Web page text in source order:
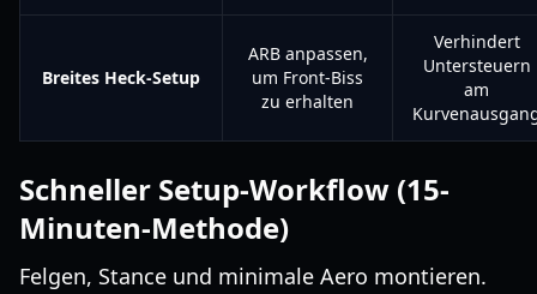
Breites Heck-Setup
ARB anpassen,
um Front-Biss
zu erhalten
Verhindert
Untersteuern
am
Schneller Setup-Workflow (15-
Minuten-Methode)
Felgen, Stance und minimale Aero montieren.